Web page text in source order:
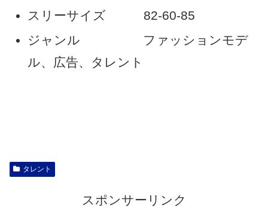
スリーサイズ 82-60-85
ジャンル ファッションモデ
ル、広告、タレント
タレント
スポンサーリンク